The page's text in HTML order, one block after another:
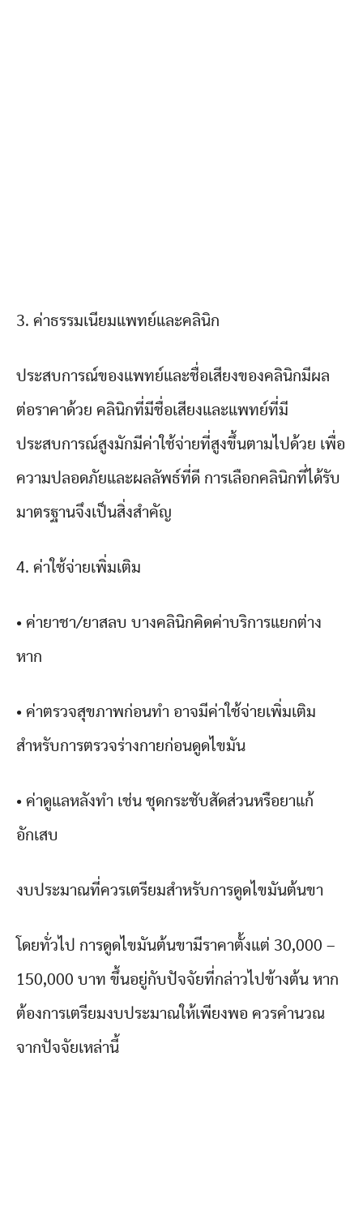
3. ค่าธรรมเนียมแพทย์และคลินิก
ประสบการณ์ของแพทย์และชื่อเสียงของคลินิกมีผล
ต่อราคาด้วย คลินิกที่มีชื่อเสียงและแพทย์ที่มี
ประสบการณ์สูงมักมีค่าใช้จ่ายที่สูงขึ้นตามไปด้วย เพื่อ
ความปลอดภัยและผลลัพธ์ที่ดี การเลือกคลินิกที่ได้รับ
มาตรฐานจึงเป็นสิ่งสำคัญ
4. ค่าใช้จ่ายเพิ่มเติม
• ค่ายาชา/ยาสลบ บางคลินิกคิดค่าบริการแยกต่าง
หาก
• ค่าตรวจสุขภาพก่อนทำ อาจมีค่าใช้จ่ายเพิ่มเติม
สำหรับการตรวจร่างกายก่อนดูดไขมัน
• ค่าดูแลหลังทำ เช่น ชุดกระชับสัดส่วนหรือยาแก้
อักเสบ
งบประมาณที่ควรเตรียมสำหรับการดูดไขมันต้นขา
โดยทั่วไป การดูดไขมันต้นขามีราคาตั้งแต่ 30,000 –
150,000 บาท ขึ้นอยู่กับปัจจัยที่กล่าวไปข้างต้น หาก
ต้องการเตรียมงบประมาณให้เพียงพอ ควรคำนวณ
จากปัจจัยเหล่านี้